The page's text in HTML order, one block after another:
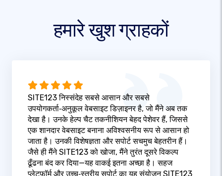
हमारे खुश ग्राहकों
SITE123 निस्संदेह सबसे आसान और सबसे
उपयोगकर्ता‑अनुकूल वेबसाइट डिज़ाइनर है, जो मैंने अब तक
देखा है। उनके हेल्प चैट तकनीशियन बेहद पेशेवर हैं, जिससे
एक शानदार वेबसाइट बनाना अविश्वसनीय रूप से आसान हो
जाता है। उनकी विशेषज्ञता और सपोर्ट सचमुच बेहतरीन हैं।
जैसे ही मैंने SITE123 को खोजा, मैंने तुरंत दूसरे विकल्प
ढूँढना बंद कर दिया—यह वाकई इतना अच्छा है। सहज
प्लेटफ़ॉर्म और उच्च‑स्तरीय सपोर्ट का यह संयोजन SITE123